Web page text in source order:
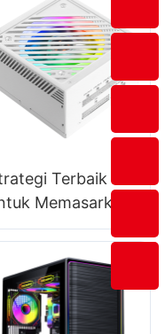
Terbaik
Memasarkan
Daya PC
Produsen